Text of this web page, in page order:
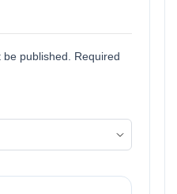
published.
Required